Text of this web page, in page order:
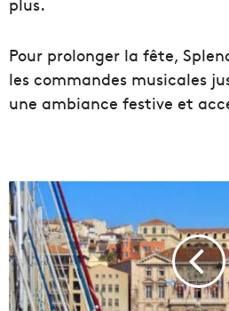
Pour prolonger la fête,
les commandes musicales
une ambiance festive et
L
e
g
o
u
v
e